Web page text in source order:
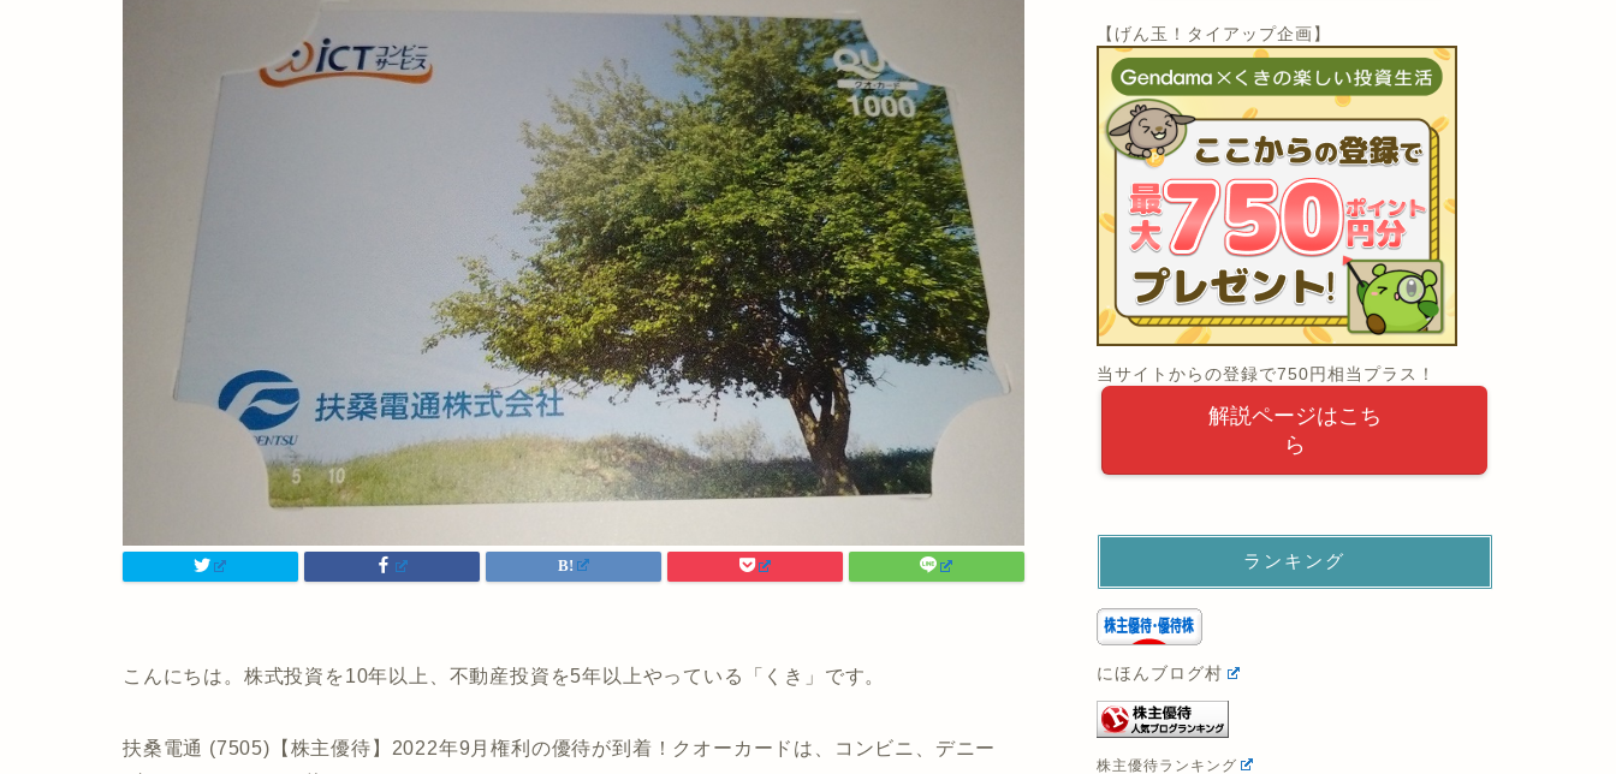
こんにちは。株式投資を10年以上、不動産投資を5年以上やっている「くき」です。
扶桑電通 (7505)【株主優待】2022年9月権利の優待が到着！クオーカードは、コンビニ、デニー
【げん玉！タイアップ企画】
当サイトからの登録で750円相当プラス！
解説ページはこち
ら
ランキング
にほんブログ村
株主優待ランキング